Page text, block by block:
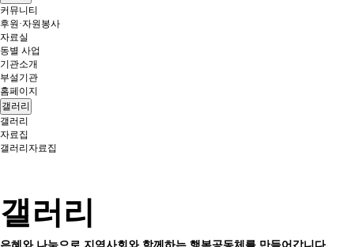
커뮤니티
후원·자원봉사
자료실
동별 사업
기관소개
부설기관
홈페이지
갤러리
갤러리
자료집
갤러리 자료집
갤러리